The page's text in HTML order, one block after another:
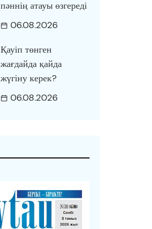
пәннің атауы өзгереді
06.08.2026
Қауіп төнген
жағдайда қайда
жүгіну керек?
06.08.2026